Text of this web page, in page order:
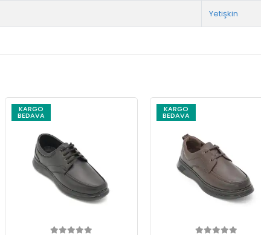
Yetişkin
KARGO
BEDAVA
KARGO
BEDAVA